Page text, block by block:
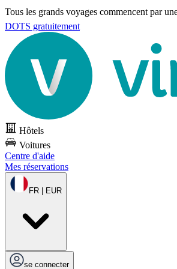
Tous les grands voyages commencent par
DOTS gratuitement
Hôtels
Voitures
Centre d'aide
Mes réservations
FR | EUR
se connecter